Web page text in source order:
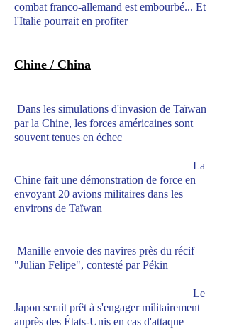
combat franco-allemand est embourbé... Et
l'Italie pourrait en profiter
Chine / China
Dans les simulations d'invasion de Taïwan
par la Chine, les forces américaines sont
souvent tenues en échec
La
Chine fait une démonstration de force en
envoyant 20 avions militaires dans les
environs de Taïwan
Manille envoie des navires près du récif
"Julian Felipe", contesté par Pékin
Le
Japon serait prêt à s'engager militairement
auprès des États-Unis en cas d'attaque